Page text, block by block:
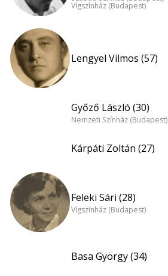
Vígszínház (Budapest)
Lengyel Vilmos (57)
Győző László (30)
Nemzeti Színház (Budapest)
Kárpáti Zoltán (27)
Feleki Sári (28)
Vígszínház (Budapest)
Basa György (34)